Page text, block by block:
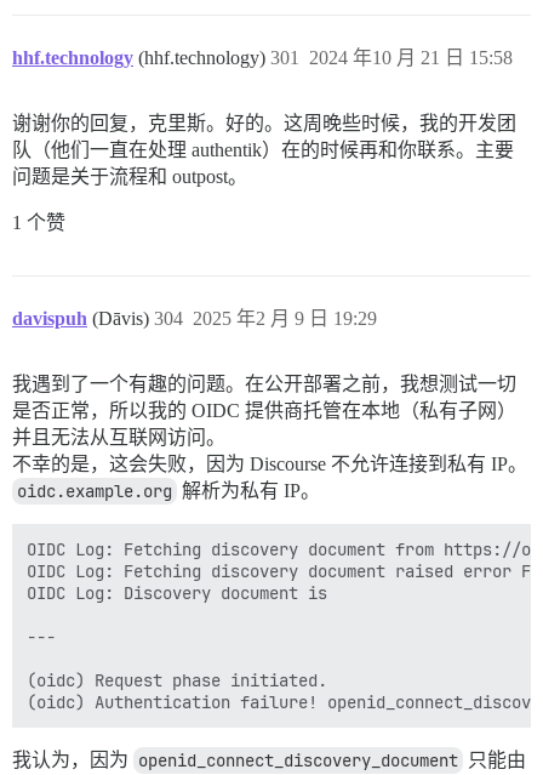
hhf.technology (hhf.technology) 2024 年10 月 21 日 15:58
301
谢谢你的回复，克里斯。好的。这周晚些时候，我的开发团
队（他们一直在处理 authentik）在的时候再和你联系。主要
问题是关于流程和 outpost。
1 个赞
davispuh (Dāvis) 2025 年2 月 9 日 19:29
304
我遇到了一个有趣的问题。在公开部署之前，我想测试一切
是否正常，所以我的 OIDC 提供商托管在本地（私有子网）
并且无法从互联网访问。
不幸的是，这会失败，因为 Discourse 不允许连接到私有 IP。
oidc.example.org 解析为私有 IP。
OIDC Log: Fetching discovery document from
OIDC Log: Fetching discovery document raised error
OIDC Log: Discovery document is
---
(oidc) Request phase initiated.
我认为，因为 openid_connect_discovery_document 只能由